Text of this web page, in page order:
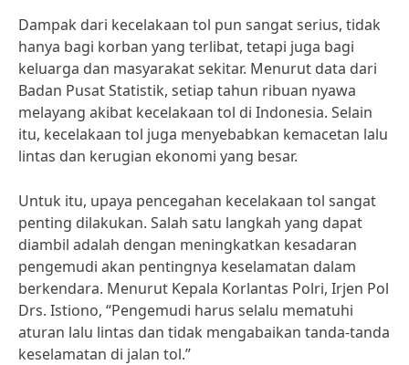
Dampak dari kecelakaan tol pun sangat serius, tidak
hanya bagi korban yang terlibat, tetapi juga bagi
keluarga dan masyarakat sekitar. Menurut data dari
Badan Pusat Statistik, setiap tahun ribuan nyawa
melayang akibat kecelakaan tol di Indonesia. Selain
itu, kecelakaan tol juga menyebabkan kemacetan lalu
lintas dan kerugian ekonomi yang besar.
Untuk itu, upaya pencegahan kecelakaan tol sangat
penting dilakukan. Salah satu langkah yang dapat
diambil adalah dengan meningkatkan kesadaran
pengemudi akan pentingnya keselamatan dalam
berkendara. Menurut Kepala Korlantas Polri, Irjen Pol
Drs. Istiono, “Pengemudi harus selalu mematuhi
aturan lalu lintas dan tidak mengabaikan tanda-tanda
keselamatan di jalan tol.”